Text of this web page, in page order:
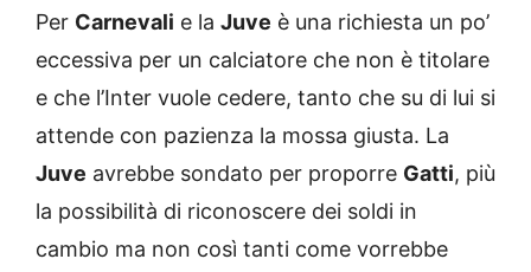
Per Carnevali e la Juve è una richiesta un po’
eccessiva per un calciatore che non è titolare
e che l’Inter vuole cedere, tanto che su di lui si
attende con pazienza la mossa giusta. La
Juve avrebbe sondato per proporre Gatti, più
la possibilità di riconoscere dei soldi in
cambio ma non così tanti come vorrebbe